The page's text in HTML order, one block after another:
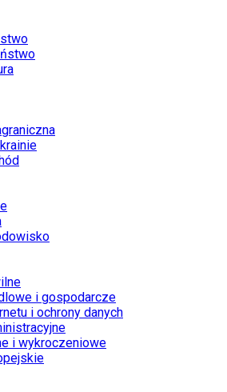
i gospodarcze
i ochrony danych
i wykroczeniowe